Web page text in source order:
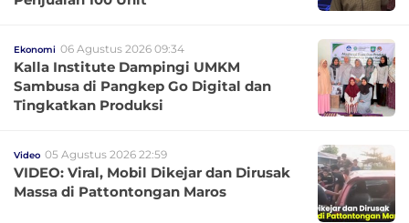
Ekonomi 06 Agustus 2026 09:34
Kalla Institute Dampingi UMKM
Sambusa di Pangkep Go Digital dan
Tingkatkan Produksi
Video 05 Agustus 2026 22:59
VIDEO: Viral, Mobil Dikejar dan Dirusak
Massa di Pattontongan Maros